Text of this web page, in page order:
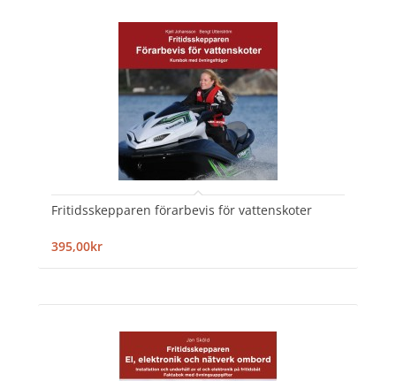
Fritidsskepparen förarbevis för vattenskoter
395,00kr